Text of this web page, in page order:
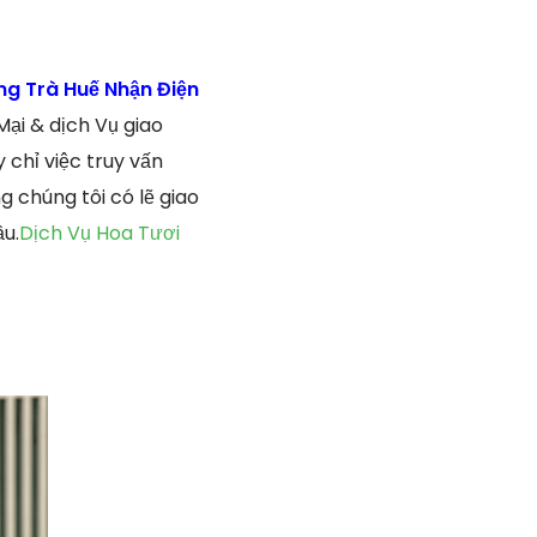
Trà Huế Nhận Điện
& dịch Vụ giao
chỉ việc truy vấn
chúng tôi có lẽ giao
Dịch Vụ Hoa Tươi